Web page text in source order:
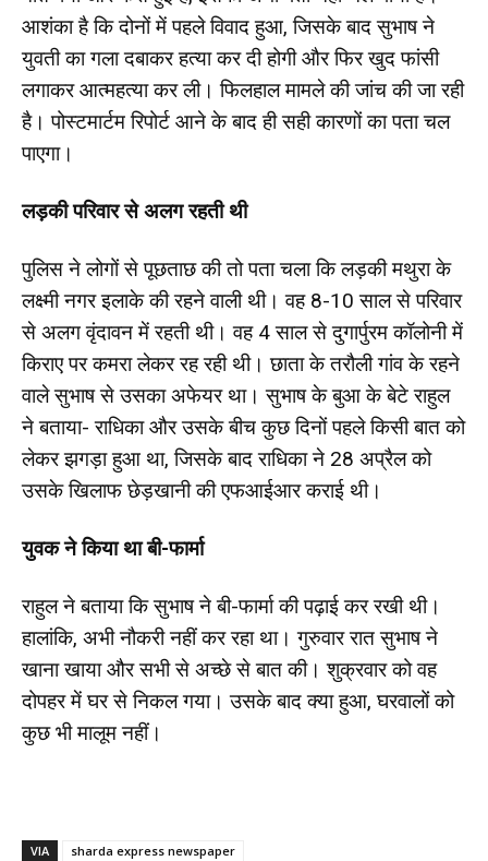
आशंका है कि दोनों में पहले विवाद हुआ, जिसके बाद सुभाष ने
युवती का गला दबाकर हत्या कर दी होगी और फिर खुद फांसी
लगाकर आत्महत्या कर ली। फिलहाल मामले की जांच की जा रही
है। पोस्टमार्टम रिपोर्ट आने के बाद ही सही कारणों का पता चल
पाएगा।
लड़की परिवार से अलग रहती थी
पुलिस ने लोगों से पूछताछ की तो पता चला कि लड़की मथुरा के
लक्ष्मी नगर इलाके की रहने वाली थी। वह 8-10 साल से परिवार
से अलग वृंदावन में रहती थी। वह 4 साल से दुगार्पुरम कॉलोनी में
किराए पर कमरा लेकर रह रही थी। छाता के तरौली गांव के रहने
वाले सुभाष से उसका अफेयर था। सुभाष के बुआ के बेटे राहुल
ने बताया- राधिका और उसके बीच कुछ दिनों पहले किसी बात को
लेकर झगड़ा हुआ था, जिसके बाद राधिका ने 28 अप्रैल को
उसके खिलाफ छेड़खानी की एफआईआर कराई थी।
युवक ने किया था बी-फार्मा
राहुल ने बताया कि सुभाष ने बी-फार्मा की पढ़ाई कर रखी थी।
हालांकि, अभी नौकरी नहीं कर रहा था। गुरुवार रात सुभाष ने
खाना खाया और सभी से अच्छे से बात की। शुक्रवार को वह
दोपहर में घर से निकल गया। उसके बाद क्या हुआ, घरवालों को
कुछ भी मालूम नहीं।
VIA
sharda express newspaper